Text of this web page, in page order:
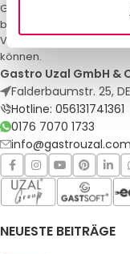
Gastro Uzal – Ihr
bieten
Veranstaltungen.
können.
Gastro Uzal GmbH &
Falderbaumstr. 25,
Hotline: 056131741361
0176 7070 1733
info@gastrouzal.com
NEUESTE BEITRÄGE